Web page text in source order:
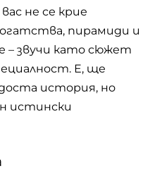
не се крие
пирамиди и
– звучи като сюжет
Е, ще
история, но
истински